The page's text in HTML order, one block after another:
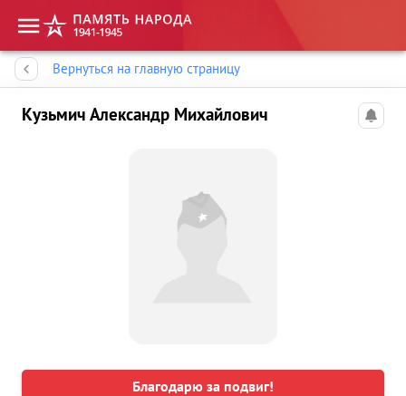
Вернуться на главную страницу
Кузьмич Александр Михайлович
Благодарю за подвиг!
Память народа